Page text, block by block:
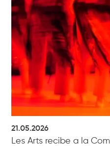
21.05.2026
Les Arts recibe a la